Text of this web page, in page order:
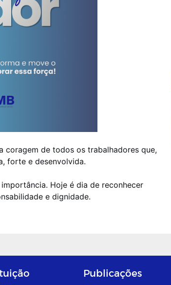
coragem de todos os trabalhadores que,
forte e desenvolvida.
Hoje é dia de reconhecer
e dignidade.
Publicações